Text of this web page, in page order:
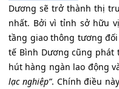
Dương sẽ trở thành thị
nhất. Bởi vì tỉnh sở hữu
tầng giao thông tương
tế Bình Dương cũng phát
hút hàng ngàn lao động
lạc nghiệp”. Chính điều